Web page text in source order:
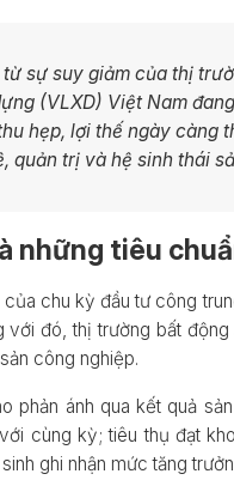
sự suy giảm của thị
(VLXD) Việt Nam
hẹp, lợi thế ngày càng
quản trị và hệ sinh thái
những tiêu
chu kỳ đầu tư công
với đó, thị trường bất
công nghiệp.
phản ánh qua kết quả
cùng kỳ; tiêu thụ đạt
ghi nhận mức tăng